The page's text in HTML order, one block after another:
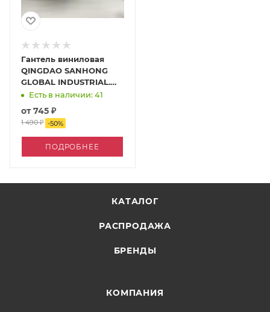
Гантель виниловая
QINGDAO SANHONG
GLOBAL INDUSTRIAL.
CO. LTD
Есть в наличии: 41
от745 ₽
1 490 ₽ -50%
ПОДРОБНЕЕ
КАТАЛОГ
РАСПРОДАЖА
БРЕНДЫ
КОМПАНИЯ